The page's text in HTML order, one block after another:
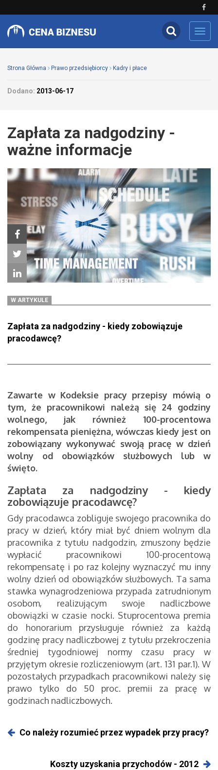
Strona Główna Prawo przedsiębiorcy Kadry i płace
Dodano: 2013-06-17
Zapłata za nadgodziny -
ważne informacje
W ARTYKULE
Zapłata za nadgodziny - kiedy zobowiązuje
pracodawcę?
Zawarte w Kodeksie pracy przepisy mówią o
tym, że pracownikowi należą się 24 godziny
wolnego, jak również 100-procentowa
rekompensata pieniężna, wówczas kiedy jest on
zobowiązany wykonywać swoją pracę w dzień
wolny od obowiązków służbowych lub w
święto.
Zapłata za nadgodziny - kiedy
zobowiązuje pracodawcę?
Gdy pracodawca zobliguje swojego pracownika do
pracy w dzień, który miał być dniem wolnym dla
pracownika z tytułu nadgodzin, zmuszony będzie
wypłacić pracownikowi 100-procentową
rekompensatę i po raz kolejny wyznaczyć mu inny
wolny dzień od obowiązków służbowych. Ta sama
stawka wynagrodzeniowa przypada zatrudnionym
osobom, realizującym swoje nadliczbowe
obowiązki w czasie nocki. Stuprocentowa premia
do honorarium przysługuje również za każdą
godzinę pracy nadliczbowej z tytułu przekroczenia
średniej tygodniowej normy czasu pracy w
przyjętym okresie rozliczeniowym (art. 131 par.1). W
pozostałych przypadkach pracownikowi należy się
prawo tylko do 50 proc. premii za pracę w
godzinach nadliczbowych.
Co należy rozumieć przez wypadek przy pracy?
Koszty uzyskania przychodów - 2012